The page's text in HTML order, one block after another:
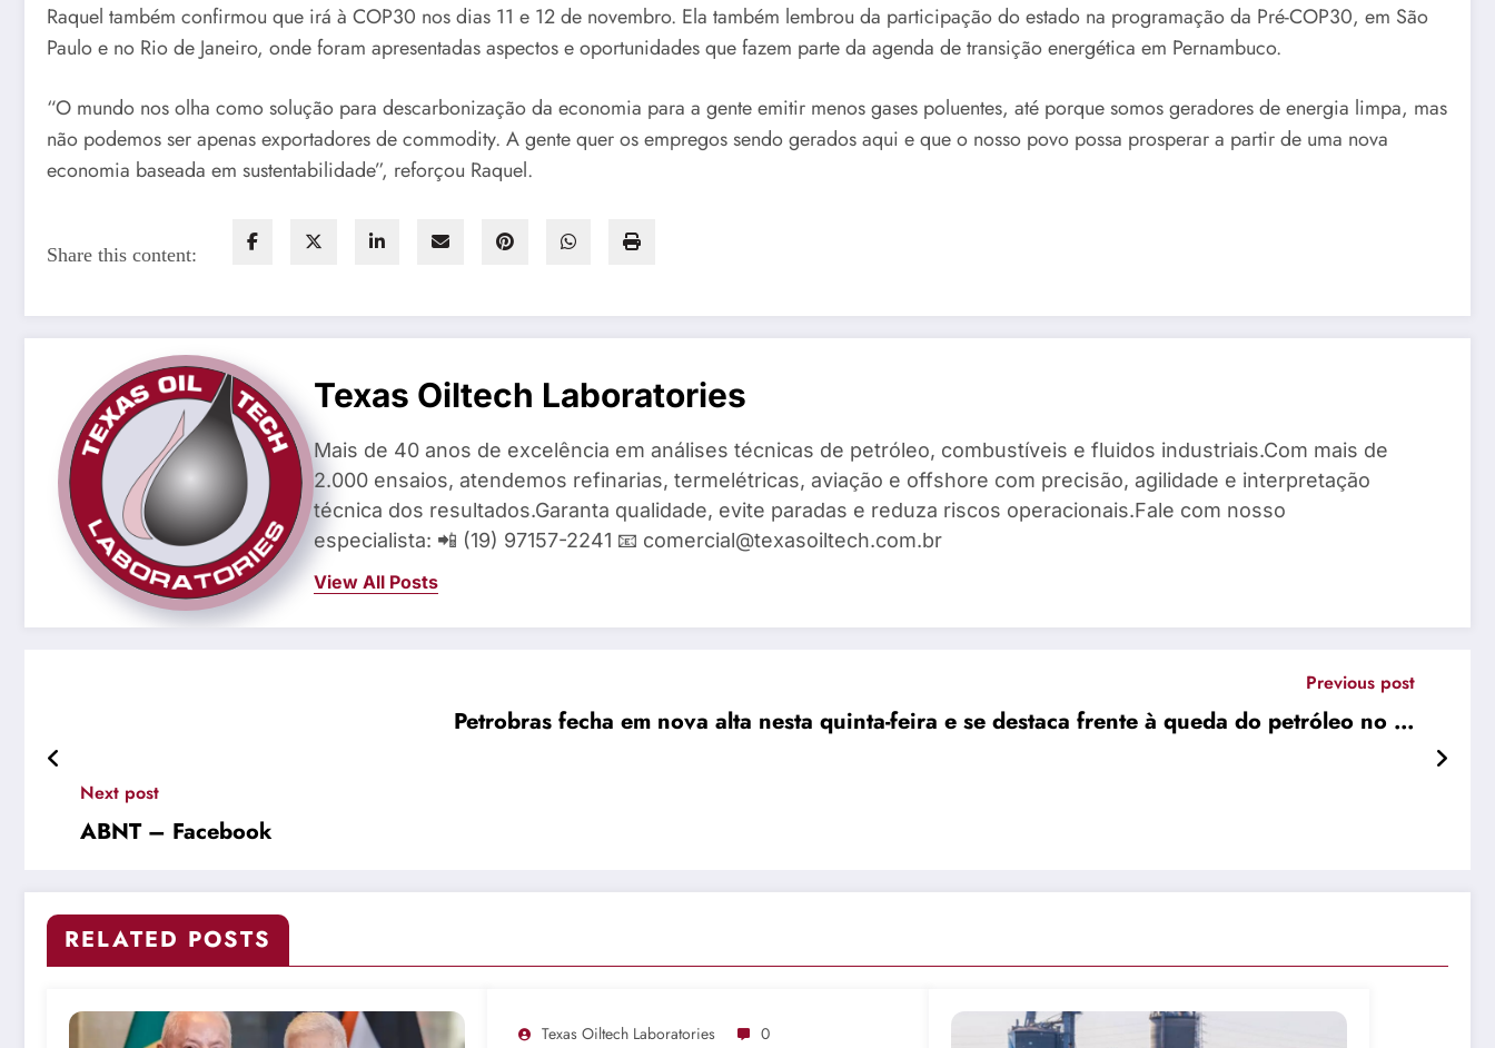
Raquel também confirmou que irá à COP30 nos dias 11 e 12 de novembro. Ela também lembrou da participação do estado na programação da Pré-COP30, em São
Paulo e no Rio de Janeiro, onde foram apresentadas aspectos e oportunidades que fazem parte da agenda de transição energética em Pernambuco.
“O mundo nos olha como solução para descarbonização da economia para a gente emitir menos gases poluentes, até porque somos geradores de energia limpa, mas
não podemos ser apenas exportadores de commodity. A gente quer os empregos sendo gerados aqui e que o nosso povo possa prosperar a partir de uma nova
economia baseada em sustentabilidade”, reforçou Raquel.
Share this content:
Texas Oiltech Laboratories
Mais de 40 anos de excelência em análises técnicas de petróleo, combustíveis e fluidos industriais.Com mais de
2.000 ensaios, atendemos refinarias, termelétricas, aviação e offshore com precisão, agilidade e interpretação
técnica dos resultados.Garanta qualidade, evite paradas e reduza riscos operacionais.Fale com nosso
especialista: 📲 (19) 97157-2241 📧 comercial@texasoiltech.com.br
View All Posts
Previous post
Petrobras fecha em nova alta nesta quinta-feira e se destaca frente à queda do petróleo no …
Next post
ABNT – Facebook
RELATED POSTS
Texas Oiltech Laboratories 0